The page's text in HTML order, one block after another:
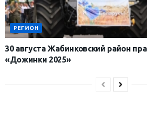
РЕГИОН
30 августа Жабинковский район
«Дожинки 2025»